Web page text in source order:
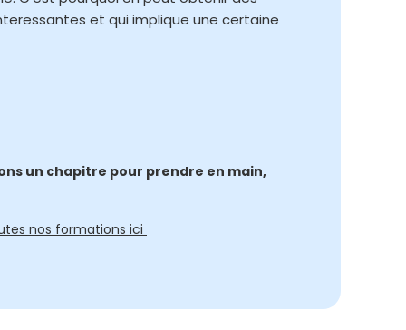
et qui implique une certaine
un chapitre pour prendre en main,
nos formations ici